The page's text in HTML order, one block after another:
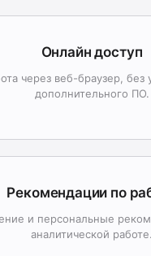
Онлайн доступ
через веб-браузер, без
дополнительного ПО.
Рекомендации по
и персональные
аналитической работе.